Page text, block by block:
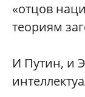
«отцов
теориям
И Путин, и